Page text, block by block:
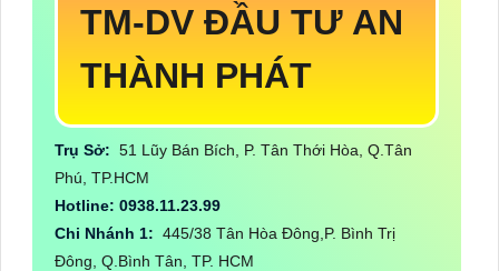
TM-DV ĐẦU TƯ AN
THÀNH PHÁT
Trụ Sở: 51 Lũy Bán Bích, P. Tân Thới Hòa, Q.Tân
Phú, TP.HCM
Hotline: 0938.11.23.99
Chi Nhánh 1: 445/38 Tân Hòa Đông,P. Bình Trị
Đông, Q.Bình Tân, TP. HCM